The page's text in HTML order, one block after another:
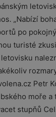
„Nabízí
po
turisté
Petr
moře a
stupňů